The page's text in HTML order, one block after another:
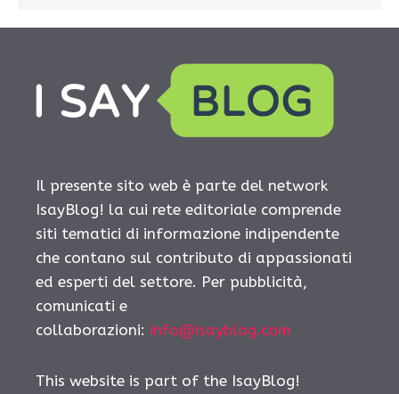
Il presente sito web è parte del network
IsayBlog! la cui rete editoriale comprende
siti tematici di informazione indipendente
che contano sul contributo di appassionati
ed esperti del settore. Per pubblicità,
comunicati e
collaborazioni: info@isayblog.com
This website is part of the IsayBlog!